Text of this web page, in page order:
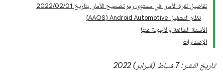
تفاصيل ثغرة الأمان في مستوى رمز تصحيح الأمان بتاريخ 01‏/02‏/2022
نظام التشغيل Android Automotive ‏(AAOS)
الأسئلة الشائعة والأجوبة عنها
الإصدارات
تاريخ النشر: 7 شباط (فبراير) 2022